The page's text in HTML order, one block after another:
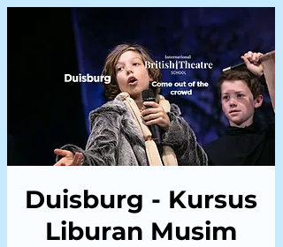
Duisburg - Kursus
Liburan Musim